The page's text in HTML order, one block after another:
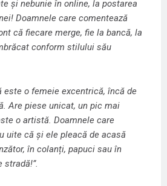
și nebunie în online, la postarea
Doamnele care comentează
că fiecare merge, fie la bancă, la
conform stilului său
este o femeie excentrică, încă de
Are piese unicat, un pic mai
o artistă. Doamnele care
uite că și ele pleacă de acasă
în colanți, papuci sau în
stradă!”.